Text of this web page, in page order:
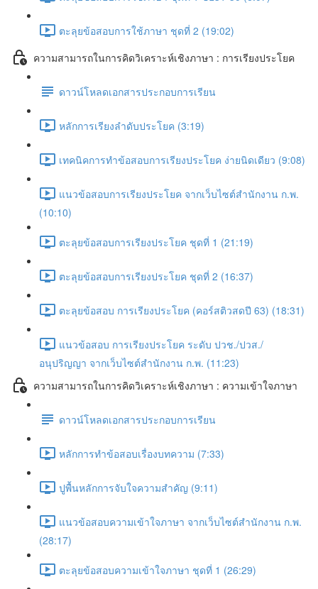
ตะลุยข้อสอบการใช้ภาษา ชุดที่ 2 (19:02)
ความสามารถในการคิดวิเคราะห์เชิงภาษา : การเรียงประโยค
ดาวน์โหลดเอกสารประกอบการเรียน
หลักการเรียงลำดับประโยค (3:19)
เทคนิคการทำข้อสอบการเรียงประโยค ง่ายนิดเดียว (9:08)
แนวข้อสอบการเรียงประโยค จากเว็บไซต์สำนักงาน ก.พ.
(10:10)
ตะลุยข้อสอบการเรียงประโยค ชุดที่ 1 (21:19)
ตะลุยข้อสอบการเรียงประโยค ชุดที่ 2 (16:37)
ตะลุยข้อสอบ การเรียงประโยค (คอร์สติวสดปี 63) (18:31)
แนวข้อสอบ การเรียงประโยค ระดับ ปวช./ปวส./
อนุปริญญา จากเว็บไซต์สำนักงาน ก.พ. (11:23)
ความสามารถในการคิดวิเคราะห์เชิงภาษา : ความเข้าใจภาษา
ดาวน์โหลดเอกสารประกอบการเรียน
หลักการทำข้อสอบเรื่องบทความ (7:33)
ปูพื้นหลักการจับใจความสำคัญ (9:11)
แนวข้อสอบความเข้าใจภาษา จากเว็บไซต์สำนักงาน ก.พ.
(28:17)
ตะลุยข้อสอบความเข้าใจภาษา ชุดที่ 1 (26:29)